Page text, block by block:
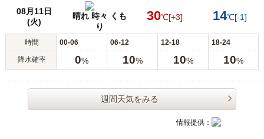
08月11日
(火)
晴れ 時々 くも
り
30℃[+3] 14℃[-1]
時間 00-06 06-12 12-18 18-24
降水確率 0% 10% 10% 10%
週間天気をみる
情報提供：